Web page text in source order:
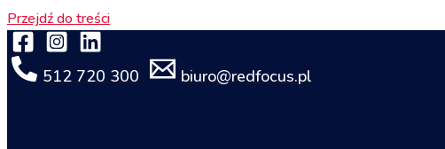
Przejdź do treści
512 720 300 biuro@redfocus.pl